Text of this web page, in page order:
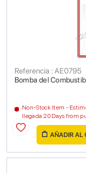
Bomba del
Referencia : AE0795
Non-Stock Item -
llegada 20 Days from
AÑADIR AL